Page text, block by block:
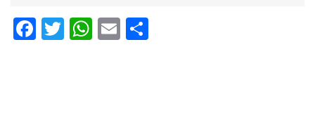
Facebook
Twitter
WhatsApp
Email